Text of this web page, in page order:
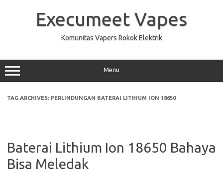
Execumeet Vapes
Komunitas Vapers Rokok Elektrik
Menu
TAG ARCHIVES: PERLINDUNGAN BATERAI LITHIUM ION 18650
Baterai Lithium Ion 18650 Bahaya
Bisa Meledak